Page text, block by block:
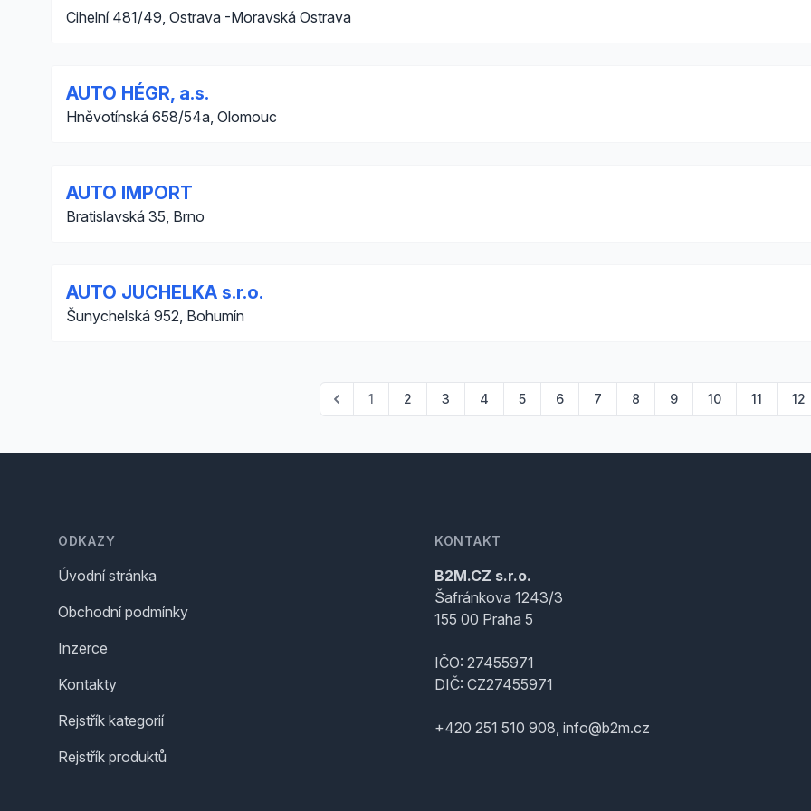
Cihelní 481/49, Ostrava -Moravská Ostrava
AUTO HÉGR, a.s.
Hněvotínská 658/54a, Olomouc
AUTO IMPORT
Bratislavská 35, Brno
AUTO JUCHELKA s.r.o.
Šunychelská 952, Bohumín
1 2 3 4 5 6 7 8 9 10 11 12
ODKAZY
Úvodní stránka
Obchodní podmínky
Inzerce
Kontakty
Rejstřík kategorií
Rejstřík produktů
KONTAKT
B2M.CZ s.r.o.
Šafránkova 1243/3
155 00 Praha 5
IČO: 27455971
DIČ: CZ27455971
+420 251 510 908, info@b2m.cz